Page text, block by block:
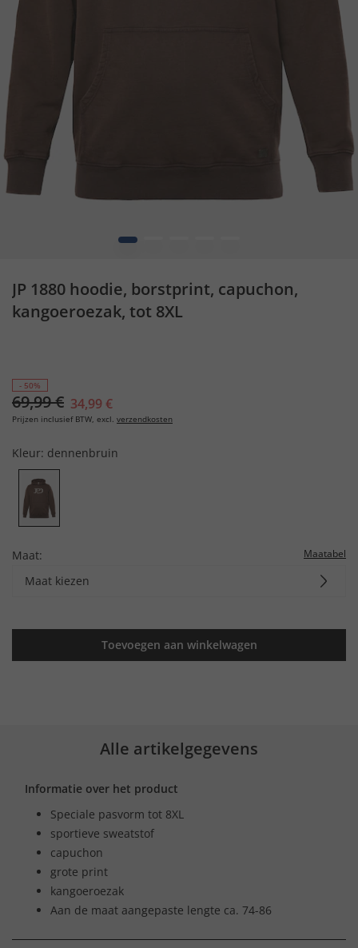
1
JP 1880 hoodie, borstprint, capuchon,
kangoeroezak, tot 8XL
- 50%
69,99 € 34,99 €
Prijzen inclusief BTW, excl. verzendkosten
Kleur: dennenbruin
Maat: Maatabel
Maat kiezen
Toevoegen aan winkelwagen
Alle artikelgegevens
Informatie over het product
Speciale pasvorm tot 8XL
sportieve sweatstof
capuchon
grote print
kangoeroezak
Aan de maat aangepaste lengte ca. 74-86